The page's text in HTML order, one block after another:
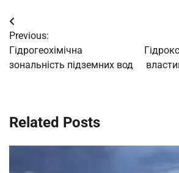
Post
navigation
Previous:
Гідрогеохімічна
зональність підземних вод
Related Posts